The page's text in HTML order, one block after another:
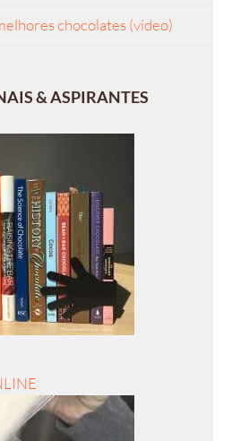
chocolates (vídeo)
& ASPIRANTES